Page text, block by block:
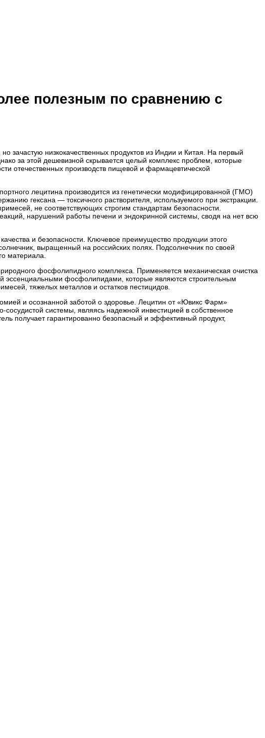
полезным по сравнению с
зачастую низкокачественных продуктов из Индии и Китая. На первый
за этой дешевизной скрывается целый комплекс проблем, которые
отечественных производств пищевой и фармацевтической
лецитина производится из генетически модифицированной (ГМО)
гексана — токсичного растворителя, используемого при экстракции.
не соответствующих строгим стандартам безопасности.
нарушений работы печени и эндокринной системы, сводя на нет всю
и безопасности. Ключевое преимущество продукции этого
выращенный на российских полях. Подсолнечник по своей
материала.
фосфолипидного комплекса. Применяется механическая очистка
эссенциальными фосфолипидами, которые являются строительным
тяжелых металлов и остатков пестицидов.
и осознанной заботой о здоровье. Лецитин от «Ювикс Фарм»
системы, являясь надежной инвестицией в собственное
получает гарантированно безопасный и эффективный продукт,